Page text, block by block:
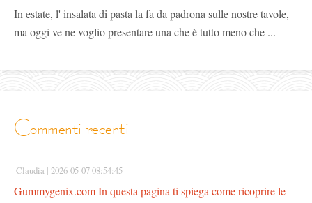
In estate, l' insalata di pasta la fa da padrona sulle nostre tavole,
ma oggi ve ne voglio presentare una che è tutto meno che ...
commenti recenti
Claudia | 2026-05-07 08:54:45
Gummygenix.com In questa pagina ti spiega come ricoprire le